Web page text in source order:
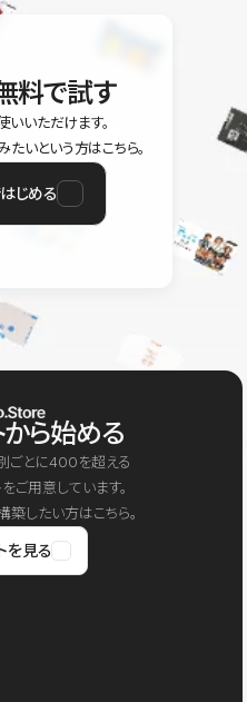
料で試す
いただけます。
いという方はこちら。
じめる
から始める
ごとに400を超える
ご用意しています。
したい方はこちら。
を見る